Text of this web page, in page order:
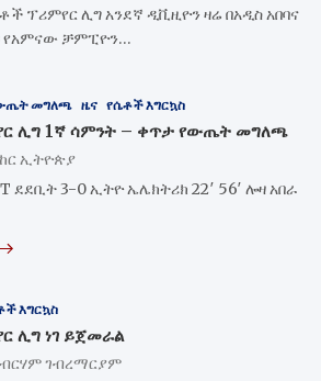
ፕሪምየር ሊግ አንደኛ ዲቪዚዮን ዛሬ በአዲስ አበባና
የአምናው ቻምፒዮን…
መግለጫ ዜና የሴቶች እግርኳስ
ሊግ 1ኛ ሳምንት – ቀጥታ የውጤት መግለጫ
ኢትዮጵያ
ደደቢት 3-0 ኢትዮ ኤሌክትሪክ 22′ 56′ ሎዛ አበራ
እግርኳስ
ሊግ ነገ ይጀመራል
ገብረማርያም